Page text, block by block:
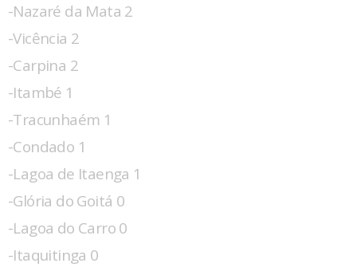
-Nazaré da Mata 2
-Vicência 2
-Carpina 2
-Itambé 1
-Tracunhaém 1
-Condado 1
-Lagoa de Itaenga 1
-Glória do Goitá 0
-Lagoa do Carro 0
-Itaquitinga 0